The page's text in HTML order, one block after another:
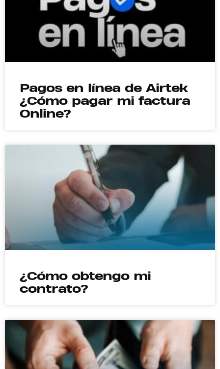
Pagos en línea de Airtek
¿Cómo pagar mi factura
Online?
¿Cómo obtengo mi
contrato?